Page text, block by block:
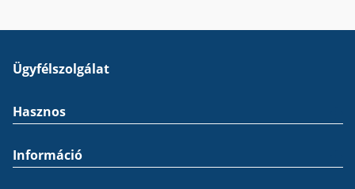
Ügyfélszolgálat
Hasznos
Információ